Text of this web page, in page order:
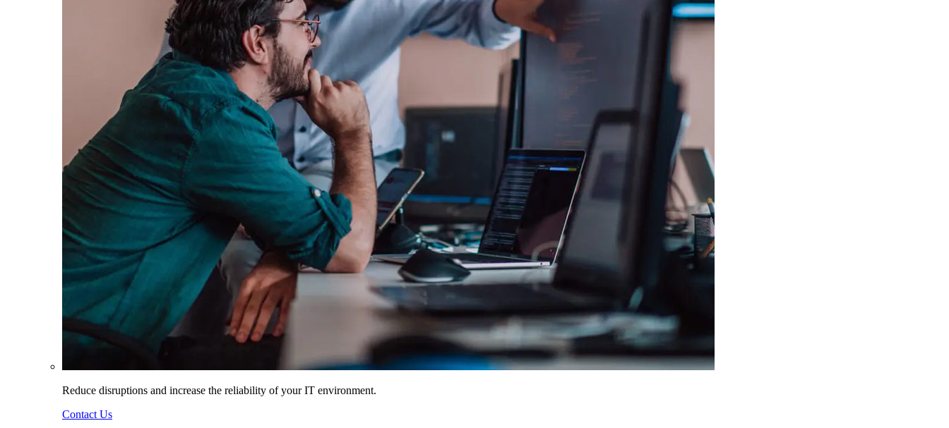
Reduce disruptions and increase the reliability of your IT environment.
Contact Us